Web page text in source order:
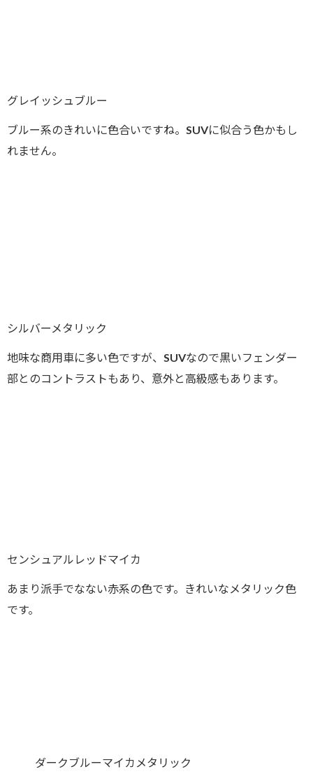
グレイッシュブルー
ブルー系のきれいに色合いですね。SUVに似合う色かもし
れません。
シルバーメタリック
地味な商用車に多い色ですが、SUVなので黒いフェンダー
部とのコントラストもあり、意外と高級感もあります。
センシュアルレッドマイカ
あまり派手でなない赤系の色です。きれいなメタリック色
です。
ダークブルーマイカメタリック